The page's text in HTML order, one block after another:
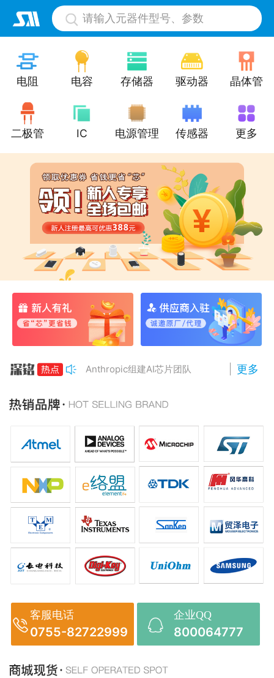
请输入元器件型号、参数
电阻 电容 存储器 驱动器 晶体管
二极管 IC 电源管理 传感器 更多
Anthropic组建AI芯片团队
AMD二季度营收增50%，数据中心业务将翻倍
长鑫存储拟建北京第二座DRAM厂
更多
客服电话
0755-82722999
企业QQ
800064777